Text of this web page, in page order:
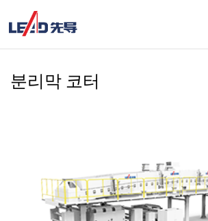
분리막 코터